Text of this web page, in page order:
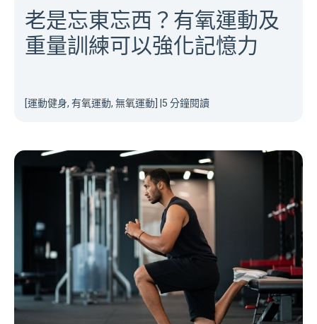
老是忘東忘西？有氧運動及
重量訓練可以強化記憶力
[運動健身, 有氧運動, 無氧運動] 5 分鐘閱讀